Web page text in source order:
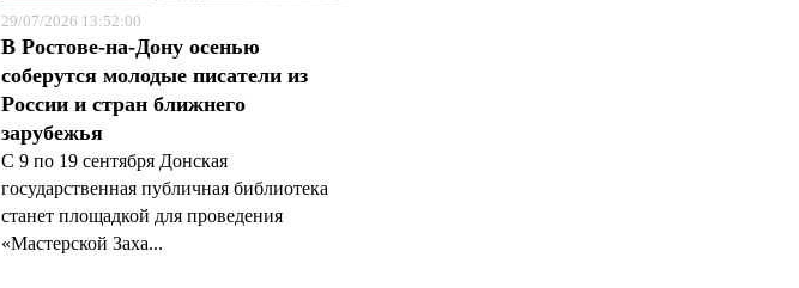
29/07/2026 13:52:00
В Ростове-на-Дону осенью
соберутся молодые писатели из
России и стран ближнего
зарубежья
С 9 по 19 сентября Донская
государственная публичная библиотека
станет площадкой для проведения
«Мастерской Заха...